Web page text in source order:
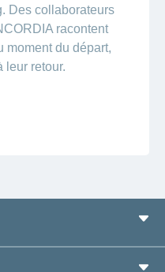
Des collaborateurs
racontent
moment du départ,
leur retour.